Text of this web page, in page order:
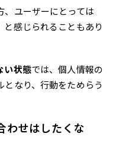
、ユーザーにとっては
と感じられることもあり
い状態では、個人情報の
なり、行動をためらう
わせはしたくな